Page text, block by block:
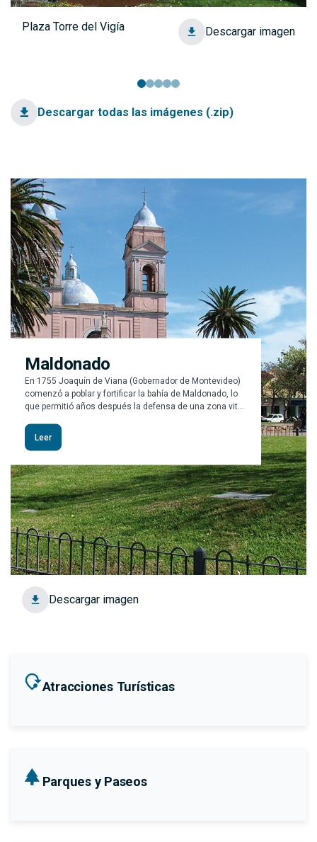
Plaza Torre del Vigía Descargar imagen
Descargar todas las imágenes (.zip)
Maldonado
En 1755 Joaquín de Viana (Gobernador de Montevideo)
comenzó a poblar y fortificar la bahía de Maldonado, lo
que permitió años después la defensa de una zona vital
militar y religioso de la zona.
Leer
Descargar imagen
mode_of_travelAtracciones Turísticas
park Parques y Paseos